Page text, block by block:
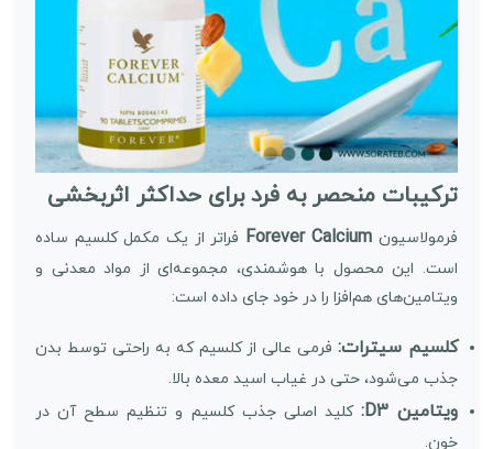
ترکیبات منحصر به فرد برای حداکثر اثربخشی
فرمولاسیون Forever Calcium فراتر از یک مکمل کلسیم ساده
است. این محصول با هوشمندی، مجموعه‌ای از مواد معدنی و
ویتامین‌های هم‌افزا را در خود جای داده است:
کلسیم سیترات:فرمی عالی از کلسیم که به راحتی توسط بدن
جذب می‌شود، حتی در غیاب اسید معده بالا.
ویتامین D3:
کلید اصلی جذب کلسیم و تنظیم سطح آن در
خون.